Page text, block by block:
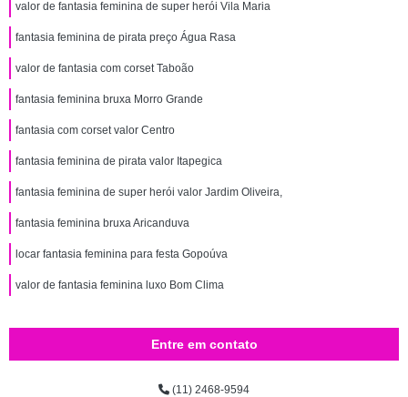
valor de fantasia feminina de super herói Vila Maria
fantasia feminina de pirata preço Água Rasa
valor de fantasia com corset Taboão
fantasia feminina bruxa Morro Grande
fantasia com corset valor Centro
fantasia feminina de pirata valor Itapegica
fantasia feminina de super herói valor Jardim Oliveira,
fantasia feminina bruxa Aricanduva
locar fantasia feminina para festa Gopoúva
valor de fantasia feminina luxo Bom Clima
Entre em contato
(11) 2468-9594